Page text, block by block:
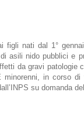
figli nati dal 1°
asili nido pubblici e
da gravi patologie
minorenni, in corso di
su domanda